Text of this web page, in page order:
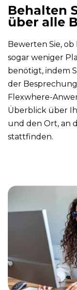
Behalten
über alle
Bewerten Sie,
sogar weniger
benötigt, indem
der
Flexwhere-
Überblick über
und den Ort, an
stattfinden.